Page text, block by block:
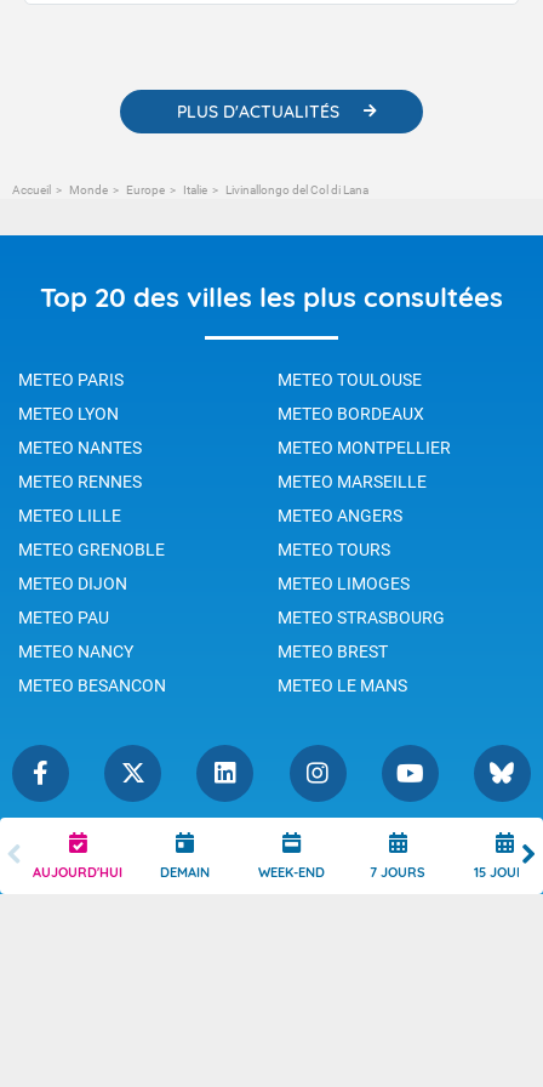
AUJOURD'HUI DEMAIN WEEK-END 7 JOURS 15 JOURS
PLUS D'ACTUALITÉS
Accueil Monde Europe Italie Livinallongo del Col di Lana
Top 20 des villes les plus consultées
METEO PARIS
METEO TOULOUSE
METEO LYON
METEO BORDEAUX
METEO NANTES
METEO MONTPELLIER
METEO RENNES
METEO MARSEILLE
METEO LILLE
METEO ANGERS
METEO GRENOBLE
METEO TOURS
METEO DIJON
METEO LIMOGES
METEO PAU
METEO STRASBOURG
METEO NANCY
METEO BREST
METEO BESANCON
METEO LE MANS